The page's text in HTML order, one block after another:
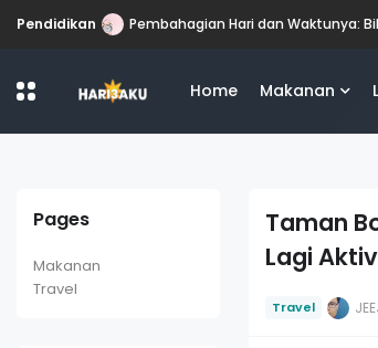
Pendidikan Pembahagian Hari dan Waktunya:
Home Makanan
Pages
Makanan
Travel
Taman
Lagi
Travel